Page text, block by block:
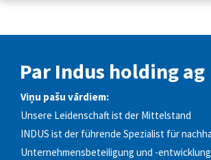
Par Indus holding ag
Viņu pašu vārdiem:
Unsere Leidenschaft ist der Mittelstand
INDUS ist der führende Spezialist für
Unternehmensbeteiligung und -